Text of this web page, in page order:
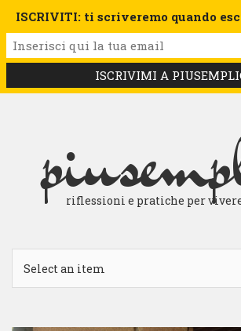
riflessioni e pratiche per
ISCRIVITI: ti scriveremo quando